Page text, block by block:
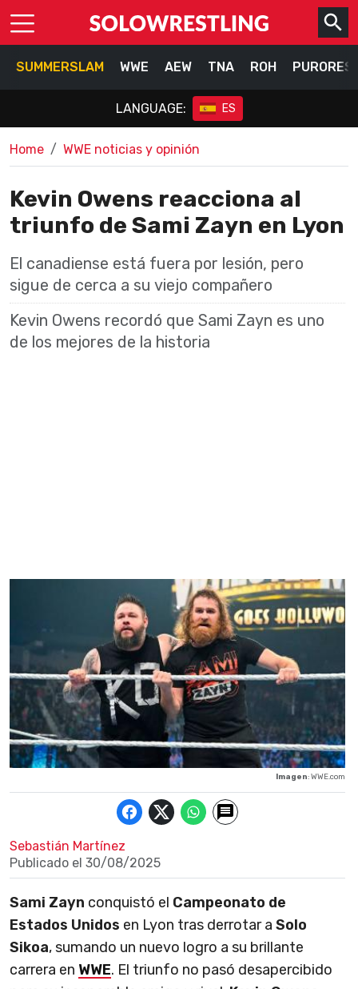
SUMMERSLAM WWE AEW TNA ROH
LANGUAGE: ES
Home WWE noticias y opinión
Kevin Owens reacciona al
triunfo de Sami Zayn en Lyon
El canadiense está fuera por lesión, pero
sigue de cerca a su viejo compañero
Kevin Owens recordó que Sami Zayn es uno
de los mejores de la historia
Imagen: WWE.com
Sebastián Martínez
Publicado el 30/08/2025
Sami Zayn conquistó el Campeonato de
Estados Unidos en Lyon tras derrotar a Solo
Sikoa, sumando un nuevo logro a su brillante
carrera en WWE. El triunfo no pasó desapercibido